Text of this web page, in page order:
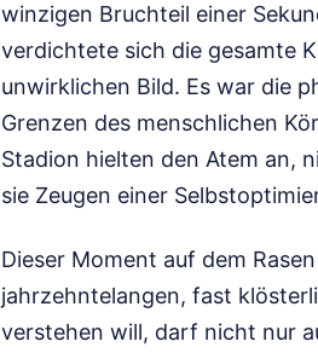
winzigen Bruchteil einer
verdichtete sich die gesamte
unwirklichen Bild. Es war die
Grenzen des menschlichen
Stadion hielten den Atem an,
sie Zeugen einer
Dieser Moment auf dem
jahrzehntelangen, fast
verstehen will, darf nicht nur